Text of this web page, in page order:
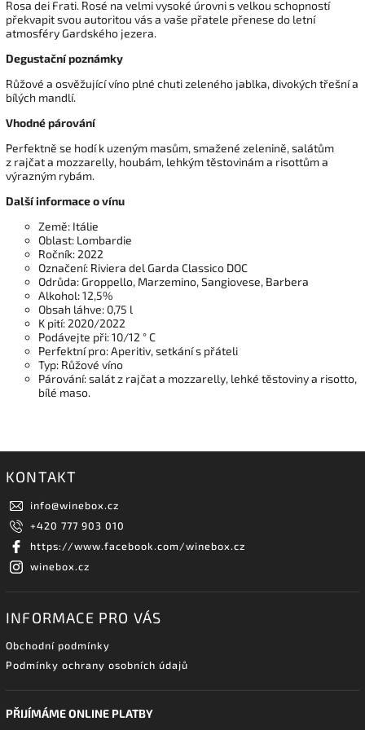
Rosa dei Frati. Rosé na velmi vysoké úrovni s velkou schopností
překvapit svou autoritou vás a vaše přatele přenese do letní
atmosféry Gardského jezera.
Degustační poznámky
Růžové a osvěžující víno plné chuti zeleného jablka, divokých třešní a
bílých mandlí.
Vhodné párování
Perfektně se hodí k uzeným masům, smažené zelenině, salátům
z rajčat a mozzarelly, houbám, lehkým těstovinám a risottům a
výrazným rybám.
Další informace o vínu
Země: Itálie
Oblast: Lombardie
Ročník: 2022
Označení: Riviera del Garda Classico DOC
Odrůda: Groppello, Marzemino, Sangiovese, Barbera
Alkohol: 12,5%
Obsah láhve: 0,75 l
K pití: 2020/2022
Podávejte při: 10/12 ° C
Perfektní pro: Aperitiv, setkání s přáteli
Typ: Růžové víno
Párování: salát z rajčat a mozzarelly, lehké těstoviny a risotto,
bílé maso.
KONTAKT
info@winebox.cz
+420 777 903 010
https://www.facebook.com/winebox.cz
winebox.cz
INFORMACE PRO VÁS
Obchodní podmínky
Podmínky ochrany osobních údajů
PŘIJÍMÁME ONLINE PLATBY